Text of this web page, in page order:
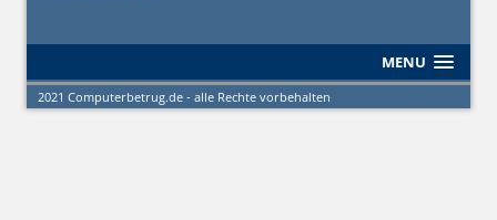
MENU
2021 Computerbetrug.de - alle Rechte vorbehalten